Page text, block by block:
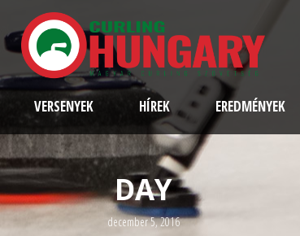
VERSENYEK HÍREK EREDMÉNYEK
DAY
december 5, 2016